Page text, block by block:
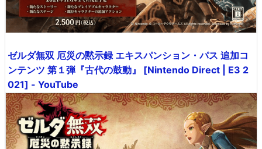
ゼルダ無双 厄災の黙示録 エキスパンション・パス 追加コ
ンテンツ 第１弾『古代の鼓動』 [Nintendo Direct | E3 2
021] - YouTube